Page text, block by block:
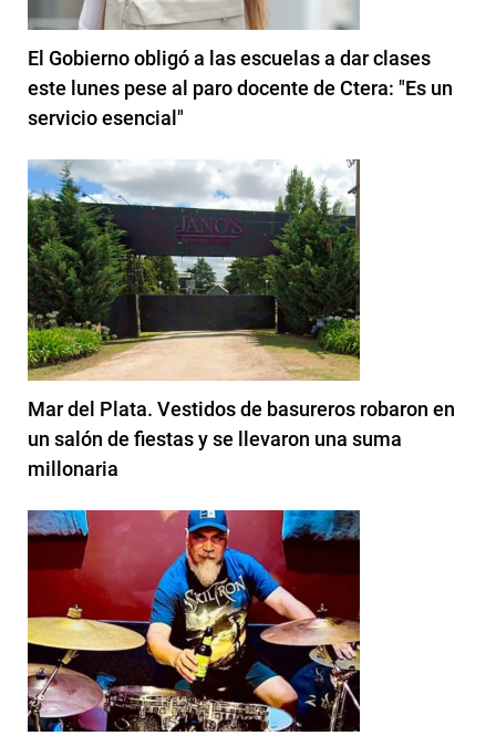
El Gobierno obligó a las escuelas a dar clases
este lunes pese al paro docente de Ctera: "Es un
servicio esencial"
Mar del Plata. Vestidos de basureros robaron en
un salón de fiestas y se llevaron una suma
millonaria